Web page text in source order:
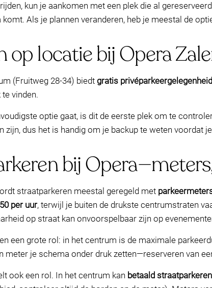
kun je aankomen met een plek die al
Als je plannen veranderen, heb je meestal de
op locatie bij Opera
(Fruitweg 28-34) biedt gratis privéparkeergelegenheid
vinden.
optie gaat, is dit de eerste plek om te
zijn, dus het is handig om je backup te weten voordat
bij
straatparkeren meestal geregeld met
per uur, terwijl je buiten de drukste centrumstraten
op straat kan onvoorspelbaar zijn op
een grote rol: in het centrum is de maximale
meter je schema onder druk zetten—reserveren van
ook een rol. In het centrum kan betaald